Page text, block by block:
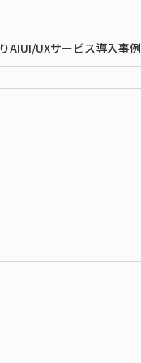
AIUI/UXサービス導入事例